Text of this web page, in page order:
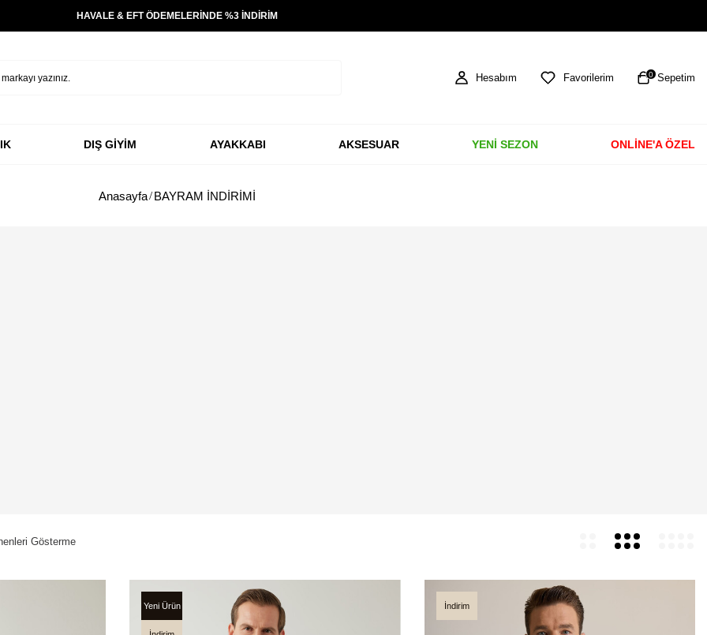
HAVALE & EFT ÖDEMELERİNDE %3 İNDİRİM
Hesabım Favorilerim 0 Sepetim
DIŞ GİYİM AYAKKABI AKSESUAR YENİ SEZON ONLİNE'A ÖZEL
Anasayfa BAYRAM İNDİRİMİ
Gösterme
Yeni Ürün İndirim